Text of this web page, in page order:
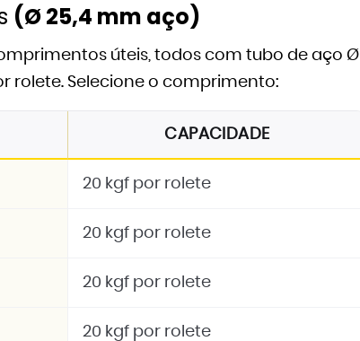
(Ø 25,4 mm aço)
úteis, todos com tubo de aço Ø
rolete. Selecione o comprimento:
CAPACIDADE
20 kgf por rolete
20 kgf por rolete
20 kgf por rolete
20 kgf por rolete